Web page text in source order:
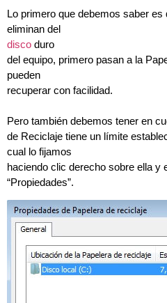
Lo primero que debemos saber
eliminan del
disco duro
del equipo, primero pasan a la
pueden
recuperar con facilidad.
Pero también debemos tener en
de Reciclaje tiene un límite
cual lo fijamos
haciendo clic derecho sobre ella y
“Propiedades”.